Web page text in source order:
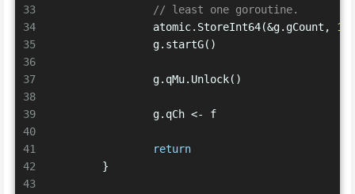
33
34
35
36
37
38
39
40
41
42
43
// least one goroutine.
		atomic.StoreInt64(&g.gCount,
1
		g.startG()
		g.qMu.Unlock()
		g.qCh <- f
return
	}